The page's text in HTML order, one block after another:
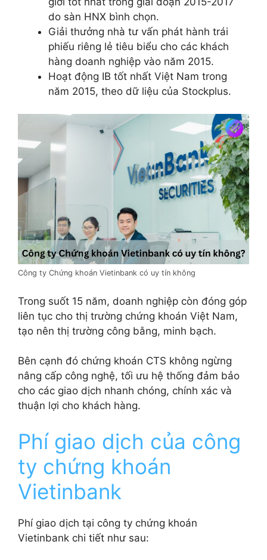
do sàn HNX bình chọn.
Giải thưởng nhà tư vấn phát hành trái
phiếu riêng lẻ tiêu biểu cho các khách
hàng doanh nghiệp vào năm 2015.
Hoạt động IB tốt nhất Việt Nam trong
năm 2015, theo dữ liệu của Stockplus.
Công ty Chứng khoán Vietinbank có uy tín không
Trong suốt 15 năm, doanh nghiệp còn đóng góp
liên tục cho thị trường chứng khoán Việt Nam,
tạo nên thị trường công bằng, minh bạch.
Bên cạnh đó chứng khoán CTS không ngừng
nâng cấp công nghệ, tối ưu hệ thống đảm bảo
cho các giao dịch nhanh chóng, chính xác và
thuận lợi cho khách hàng.
Phí giao dịch của công
ty chứng khoán
Vietinbank
Phí giao dịch tại công ty chứng khoán
Vietinbank chi tiết như sau: